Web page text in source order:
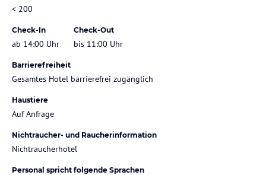
< 200
Check-In
ab 14:00 Uhr
Check-Out
bis 11:00 Uhr
Barrierefreiheit
Gesamtes Hotel barrierefrei zugänglich
Haustiere
Auf Anfrage
Nichtraucher- und Raucherinformation
Nichtraucherhotel
Personal spricht folgende Sprachen